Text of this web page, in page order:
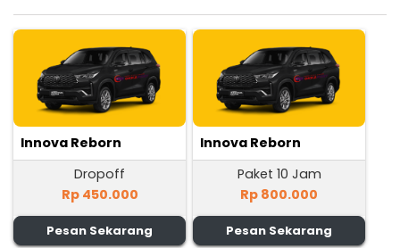
Innova Reborn
Dropoff
Rp 450.000
Pesan Sekarang
Innova Reborn
Paket 10 Jam
Rp 800.000
Pesan Sekarang